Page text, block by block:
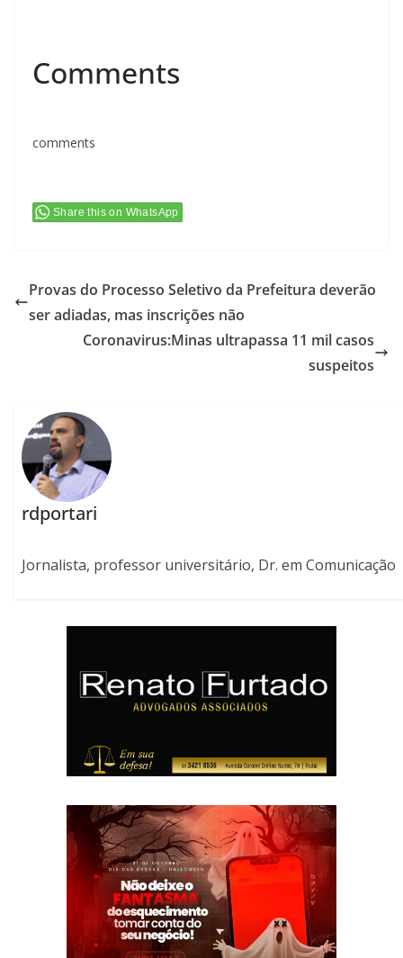
Comments
comments
Share this on WhatsApp
Provas do Processo Seletivo da Prefeitura deverão
ser adiadas, mas inscrições não
Coronavirus:Minas ultrapassa 11 mil casos
suspeitos
rdportari
Jornalista, professor universitário, Dr. em Comunicação